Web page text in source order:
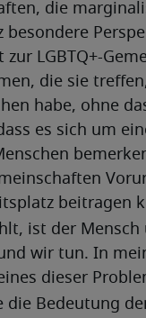
die
LGBTQ+-
die sie
habe, ohne
es sich um
beitragen
ist der
wir tun. In
dieser
die Bedeutung